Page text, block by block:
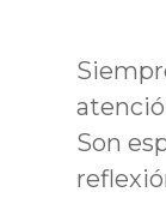
Son